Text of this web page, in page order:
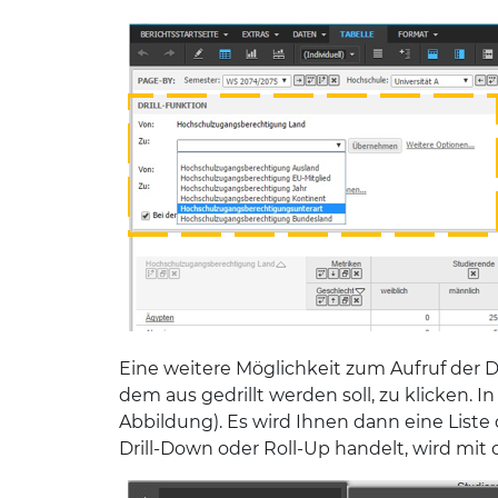
Eine weitere Möglichkeit zum Aufruf der
dem aus gedrillt werden soll, zu klicken.
Abbildung). Es wird Ihnen dann eine
Drill-Down oder Roll-Up handelt, wird